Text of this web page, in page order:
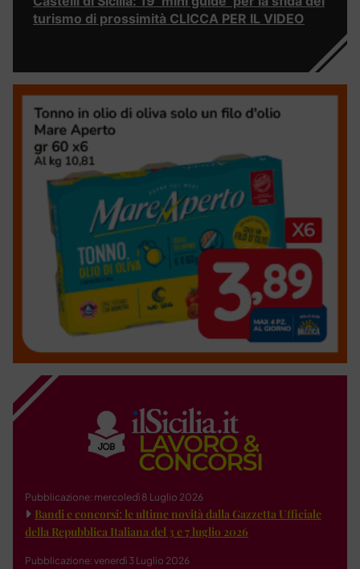
turismo di prossimità CLICCA PER IL VIDEO
Pubblicazione: mercoledì 8 Luglio 2026
Bandi e concorsi: le ultime novità dalla Gazzetta Ufficiale
della Repubblica Italiana del 3 e 7 luglio 2026
Pubblicazione: venerdì 3 Luglio 2026